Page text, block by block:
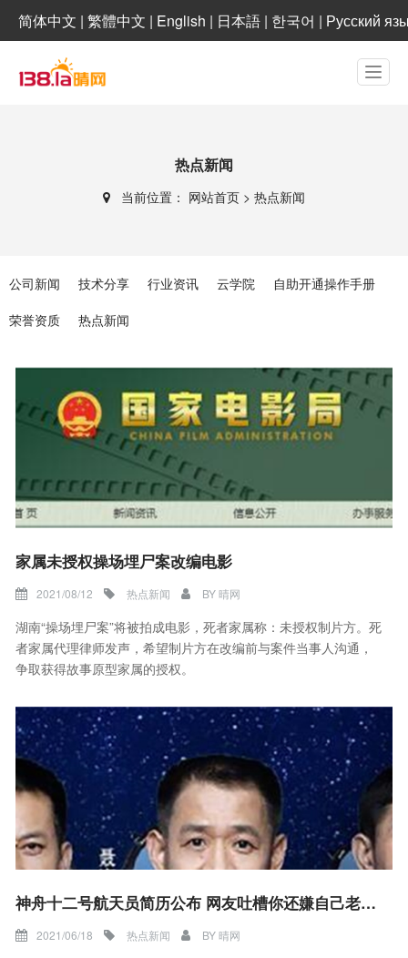
简体中文 | 繁體中文 | English | 日本語 | 한국어 | Русский
热点新闻
当前位置： 网站首页 > 热点新闻
公司新闻 技术分享 行业资讯 云学院
自助开通操作手册
荣誉资质
热点新闻
家属未授权操场埋尸案改编电影
2021/08/12 热点新闻 BY晴网
湖南“操场埋尸案”将被拍成电影，死者家属称：未授权制片方。死
者家属代理律师发声，希望制片方在改编前与案件当事人沟通，
争取获得故事原型家属的授权。
神舟十二号航天员简历公布 网友吐槽你还嫌自己老吗？
2021/06/18 热点新闻 BY晴网